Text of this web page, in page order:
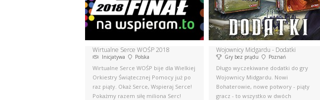
Wirtualne Serce WOŚP 2018
Inicjatywa Polska
Wirtualne Serce WOŚP bije dla Wielkiej
Orkiestry Świątecznej Pomocy już po
raz piąty. Okaż Serce, Wspieraj Serce!
Pokażmy razem siłę miliona Serc!
Wojownicy Midgardu - Dodatki
Gry bez prądu Poznań
Długo wyczekiwane dodatki do gry
Wojownicy Midgardu. Nowi
Bohaterowie, nowe potwory - piąty
gracz - to wszystko w dwóch